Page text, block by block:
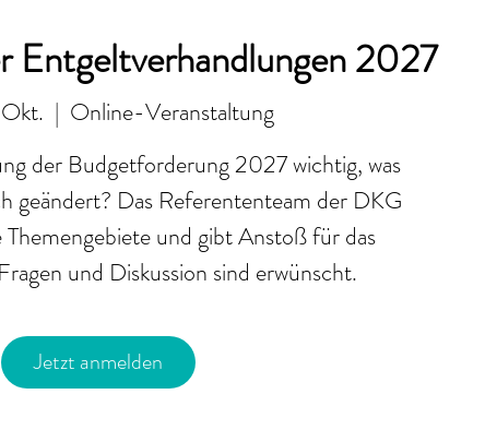
Entgeltverhandlungen 2027
  |
Online-Veranstaltung
der Budgetforderung 2027 wichtig, was
geändert? Das Referententeam der DKG
und gibt Anstoß für das
und Diskussion sind erwünscht.
Jetzt anmelden